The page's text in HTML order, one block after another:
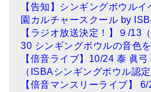
【告知】シンギングボウル
園カルチャースクール by
【ラジオ放送決定！】９/13
30 シンギングボウルの音色
【倍音ライブ】10/24 泰 眞
（ISBAシンギングボウル認
【倍音マンスリーライブ】